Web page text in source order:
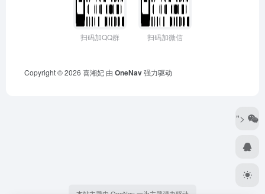
扫码加QQ群 扫码加微信
Copyright © 2026 喜湘妃 由 OneNav强力驱动
">